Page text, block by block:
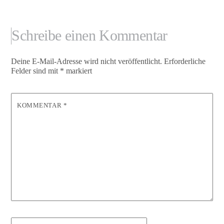
Schreibe einen Kommentar
Deine E-Mail-Adresse wird nicht veröffentlicht. Erforderliche
Felder sind mit * markiert
KOMMENTAR *